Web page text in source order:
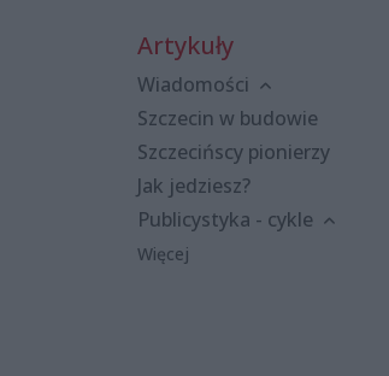
Artykuły
Wiadomości
Szczecin w budowie
Szczecińscy pionierzy
Jak jedziesz?
Publicystyka - cykle
Więcej